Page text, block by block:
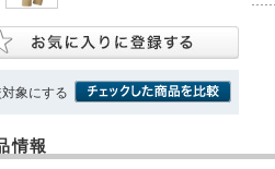
象にする
情報